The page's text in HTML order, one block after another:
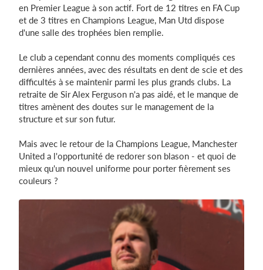
en Premier League à son actif. Fort de 12 titres en FA Cup
et de 3 titres en Champions League, Man Utd dispose
d'une salle des trophées bien remplie.
Le club a cependant connu des moments compliqués ces
dernières années, avec des résultats en dent de scie et des
difficultés à se maintenir parmi les plus grands clubs. La
retraite de Sir Alex Ferguson n'a pas aidé, et le manque de
titres amènent des doutes sur le management de la
structure et sur son futur.
Mais avec le retour de la Champions League, Manchester
United a l'opportunité de redorer son blason - et quoi de
mieux qu'un nouvel uniforme pour porter fièrement ses
couleurs ?